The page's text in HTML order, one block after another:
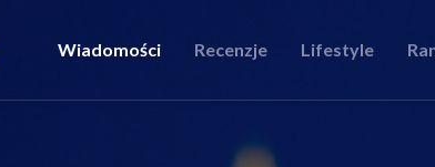
Wiadomości Recenzje Lifestyle